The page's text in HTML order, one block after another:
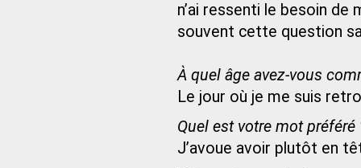
n’ai ressenti le besoin de
souvent cette question
À quel âge avez-vous
Le jour où je me suis
Quel est votre mot préféré
J’avoue avoir plutôt en